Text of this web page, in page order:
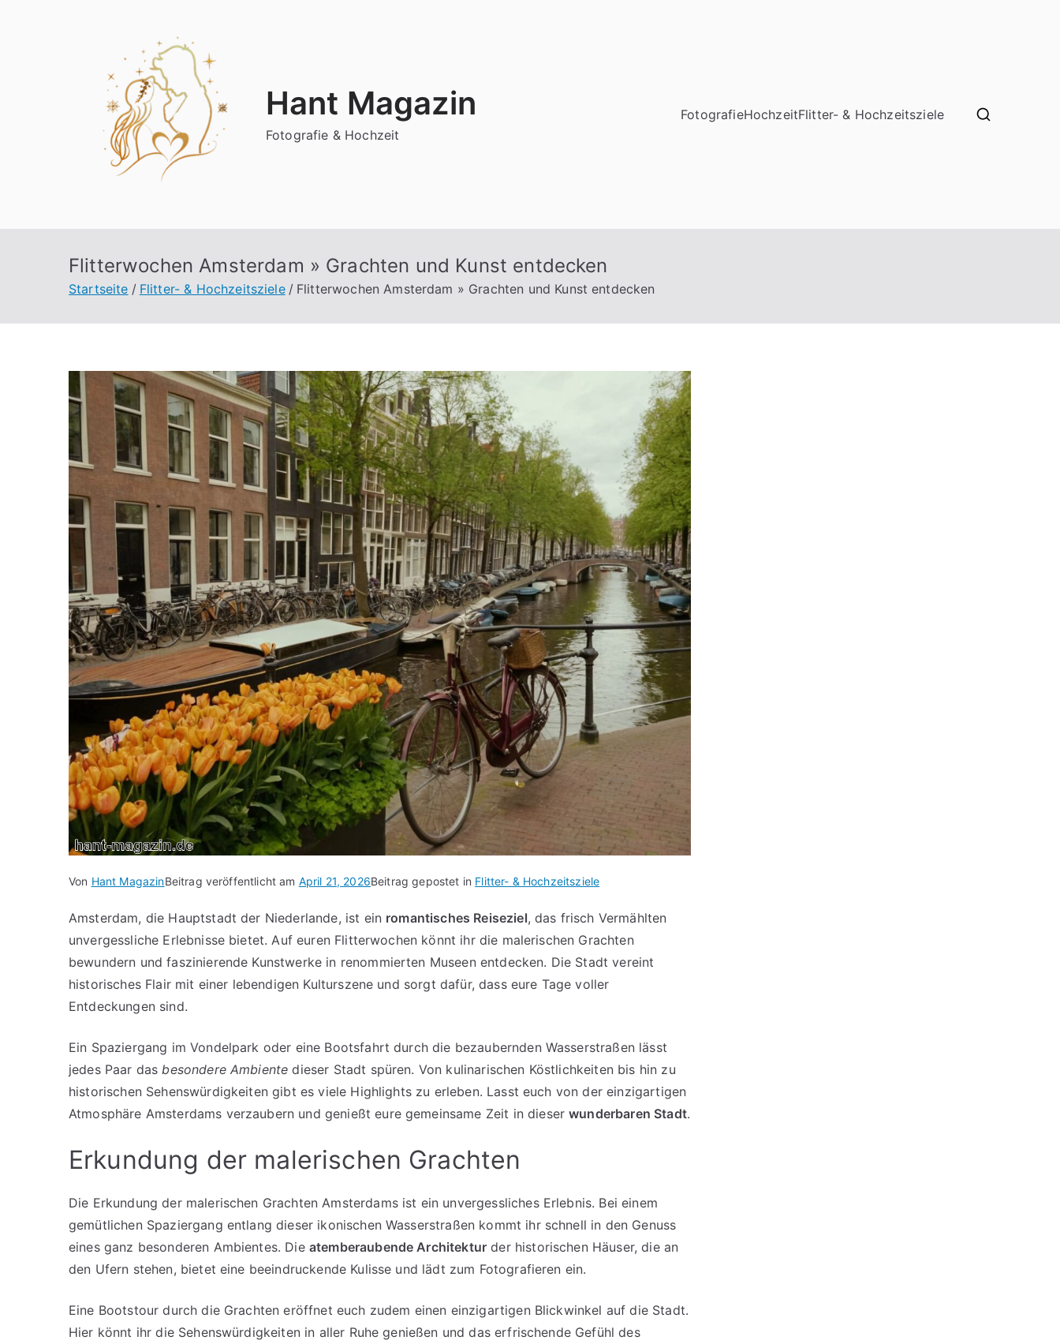
Hant Magazin
Fotografie & Hochzeit
FotografieHochzeitFlitter- & Hochzeitsziele
Flitterwochen Amsterdam » Grachten und Kunst entdecken
Startseite Flitter- & Hochzeitsziele Flitterwochen Amsterdam » Grachten und Kunst entdecken
Von Hant MagazinBeitrag veröffentlicht am April 21, 2026Beitrag gepostet in Flitter- & Hochzeitsziele
Amsterdam, die Hauptstadt der Niederlande, ist ein romantisches Reiseziel, das frisch Vermählten
unvergessliche Erlebnisse bietet. Auf euren Flitterwochen könnt ihr die malerischen Grachten
bewundern und faszinierende Kunstwerke in renommierten Museen entdecken. Die Stadt vereint
historisches Flair mit einer lebendigen Kulturszene und sorgt dafür, dass eure Tage voller
Entdeckungen sind.
Ein Spaziergang im Vondelpark oder eine Bootsfahrt durch die bezaubernden Wasserstraßen lässt
jedes Paar das besondere Ambiente dieser Stadt spüren. Von kulinarischen Köstlichkeiten bis hin zu
historischen Sehenswürdigkeiten gibt es viele Highlights zu erleben. Lasst euch von der einzigartigen
Atmosphäre Amsterdams verzaubern und genießt eure gemeinsame Zeit in dieserwunderbaren Stadt.
Erkundung der malerischen Grachten
Die Erkundung der malerischen Grachten Amsterdams ist ein unvergessliches Erlebnis. Bei einem
gemütlichen Spaziergang entlang dieser ikonischen Wasserstraßen kommt ihr schnell in den Genuss
eines ganz besonderen Ambientes. Die atemberaubende Architektur der historischen Häuser, die an
den Ufern stehen, bietet eine beeindruckende Kulisse und lädt zum Fotografieren ein.
Eine Bootstour durch die Grachten eröffnet euch zudem einen einzigartigen Blickwinkel auf die Stadt.
Hier könnt ihr die Sehenswürdigkeiten in aller Ruhe genießen und das erfrischende Gefühl des